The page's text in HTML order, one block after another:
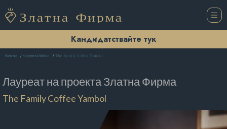
Кандидатствайте тук
Начало Кафенета Ямбол The Family Coffee Yambol
Лауреат на проектаЗлатна Фирма
The Family Coffee Yambol